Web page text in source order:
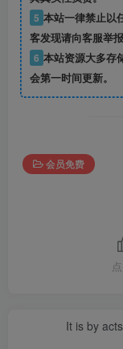
5 本站一律禁止以
客发现请向客服举报
6 本站资源大多存
会第一时间更新。
会员免费
It is by